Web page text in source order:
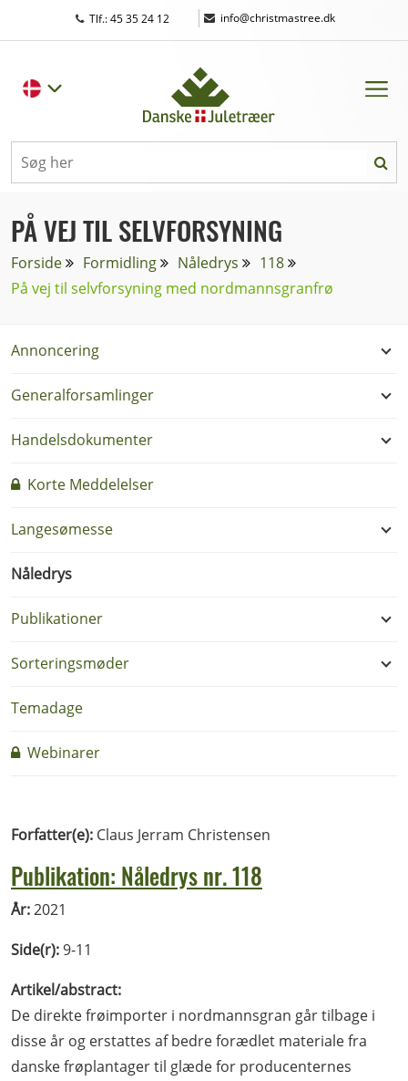
Tlf.: 45 35 24 12 | info@christmastree.dk
PÅ VEJ TIL SELVFORSYNING
Forside Formidling Nåledrys
118
På vej til selvforsyning med nordmannsgranfrø
Annoncering
Generalforsamlinger
Handelsdokumenter
Korte Meddelelser
Langesømesse
Nåledrys
Publikationer
Sorteringsmøder
Temadage
Webinarer
Forfatter(e): Claus Jerram Christensen
Publikation: Nåledrys nr. 118
År:2021
Side(r):9-11
Artikel/abstract:
De direkte frøimporter i nordmannsgran går tilbage i
disse år og erstattes af bedre forædlet materiale fra
danske frøplantager til glæde for producenternes